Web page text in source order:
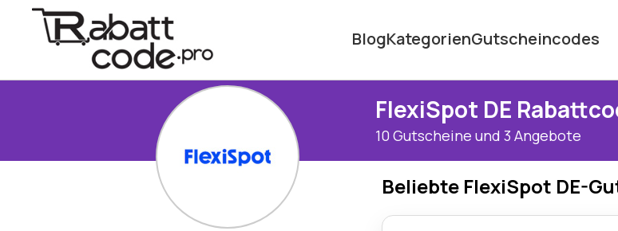
BlogKategorienGutscheincodes
FlexiSpot DE
10 Gutscheine und 3 Angebote
Beliebte FlexiSpot DE-